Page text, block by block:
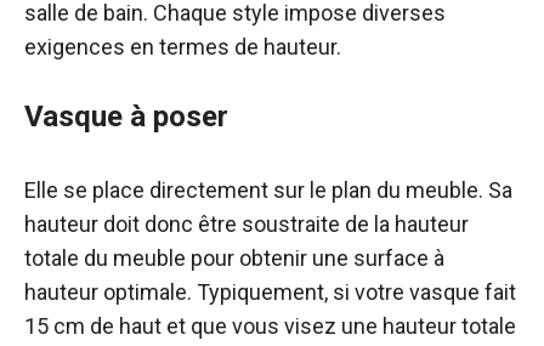
salle de bain. Chaque style impose diverses
exigences en termes de hauteur.
Vasque à poser
Elle se place directement sur le plan du meuble. Sa
hauteur doit donc être soustraite de la hauteur
totale du meuble pour obtenir une surface à
hauteur optimale. Typiquement, si votre vasque fait
15 cm de haut et que vous visez une hauteur totale